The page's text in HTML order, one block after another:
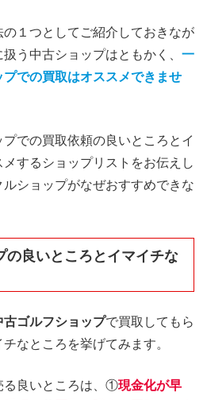
１つとしてご紹介しておきなが
う中古ショップはともかく、 一
での買取はオススメできませ
での買取依頼の良いところとイ
するショップリストをお伝えし
ショップがなぜおすすめできな
の良いところとイマイチな
古ゴルフショップで買取してもら
なところを挙げてみます。
る良いところは、①現金化が早